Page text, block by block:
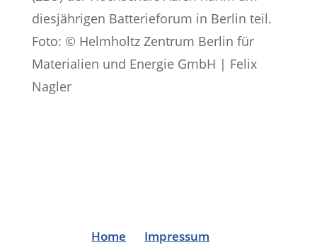
diesjährigen Batterieforum in Berlin teil.
Foto: © Helmholtz Zentrum Berlin für
Materialien und Energie GmbH | Felix
Nagler
Home
Impressum